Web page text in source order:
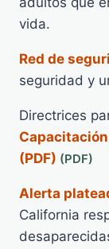
vida.
Red de
seguridad y
Directrices
(PDF)
Alerta
California